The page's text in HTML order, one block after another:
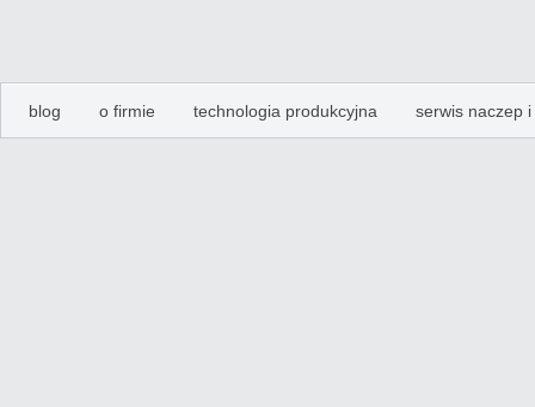
blog o firmie technologia produkcyjna serwis naczep